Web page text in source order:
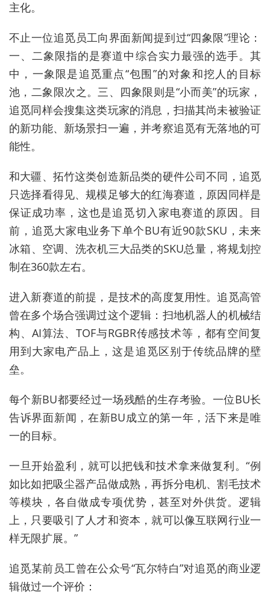
主化。
不止一位追觅员工向界面新闻提到过“四象限”理论：
一、二象限指的是赛道中综合实力最强的选手。其
中，一象限是追觅重点“包围”的对象和挖人的目标
池，二象限次之。三、四象限则是“小而美”的玩家，
追觅同样会搜集这类玩家的消息，扫描其尚未被验证
的新功能、新场景扫一遍，并考察追觅有无落地的可
能性。
和大疆、拓竹这类创造新品类的硬件公司不同，追觅
只选择看得见、规模足够大的红海赛道，原因同样是
保证成功率，这也是追觅切入家电赛道的原因。目
前，追觅大家电业务下单个BU有近90款SKU，未来
冰箱、空调、洗衣机三大品类的SKU总量，将规划控
制在360款左右。
进入新赛道的前提，是技术的高度复用性。追觅高管
曾在多个场合强调过这个逻辑：扫地机器人的机械结
构、AI算法、TOF与RGBR传感技术等，都有空间复
用到大家电产品上，这是追觅区别于传统品牌的壁
垒。
每个新BU都要经过一场残酷的生存考验。一位BU长
告诉界面新闻，在新BU成立的第一年，活下来是唯
一的目标。
一旦开始盈利，就可以把钱和技术拿来做复利。“例
如比如把吸尘器产品做成熟，再拆分电机、割毛技术
等模块，各自做成专项优势，甚至对外供货。逻辑
上，只要吸引了人才和资本，就可以像互联网行业一
样无限扩展。”
追觅某前员工曾在公众号“瓦尔特白”对追觅的商业逻
辑做过一个评价：